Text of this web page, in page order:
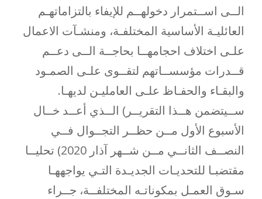
الــى اســتمرار دخولهــم للإيفاء بالتزاماتهـم
العائليـة الأساسية المختلفـة، ومنشـآت الاعمال
علـى اختلاف احجامهــا بحاجــة الــى دعــم
قــدرات مؤسســاتهم لتقــوى علـى الصمـود
والبقـاء والحفـاظ علـى العامليـن لديهـا.
ســيتضمن هــذا التقريــر) الــذي أعــد خــال
الأسبوع الأول مــن حظــر التجــوال فــي
النصــف الثانــي مــن شــهر آذار 2020) تحليــا
مقتضبـا للتحديـات الجديـدة التـي يواجههـا
سـوق العمـل بمكوناتـه المختلفــة، جــراء